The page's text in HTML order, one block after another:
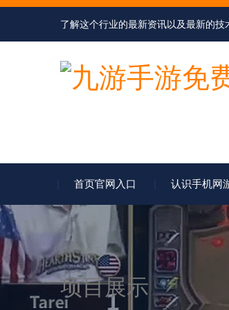
了解这个行业的最新资讯以及最新的技
首页官网入口 认识手机网
项目展示